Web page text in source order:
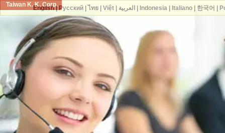
Taiwan K. K. Corp.
English| Русский| ไทย| Việt| العربية Indonesia| Italiano| 한국어